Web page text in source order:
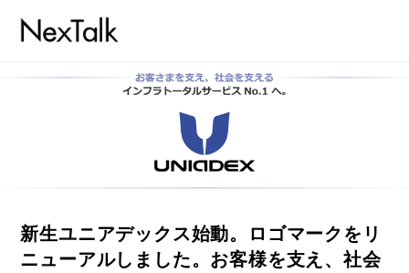
新生ユニアデックス始動。ロゴマークをリ
ニューアルしました。お客様を支え、社会